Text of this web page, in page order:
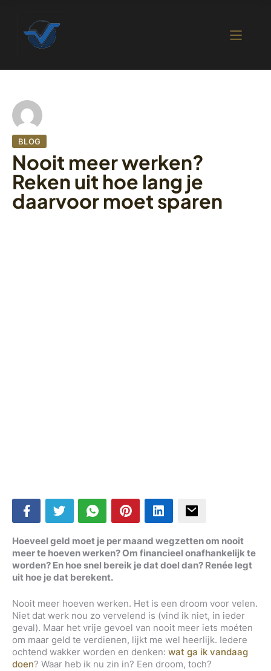
BLOG
Nooit meer werken?
Reken uit hoe lang je
daarvoor moet sparen
Hoeveel geld moet je per maand wegzetten om nooit
meer te hoeven werken? Om financieel onafhankelijk te
worden? En hoe snel bereik je dat doel dan? Renée legt
uit hoe je dat berekent.
Nooit meer hoeven werken. Het is een droom voor velen.
Niet dat werk nou zo vervelend is (vind ik niet, in ieder
geval). Maar het vrije gevoel van nooit meer iets moéten
om maar geld te verdienen, lijkt me wel heerlijk. Iedere
ochtend wakker worden en denken: wat ga ik vandaag
doen? Waar heb ik nu zin in? Een droom, toch?